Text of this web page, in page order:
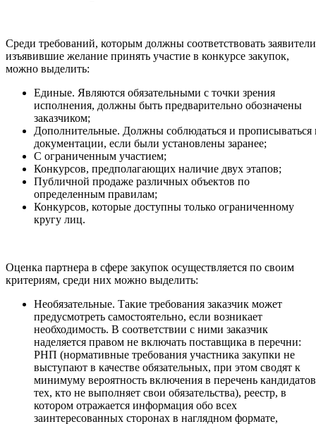
Среди требований, которым должны соответствовать
изъявившие желание принять участие в конкурсе закупок,
можно выделить:
Единые. Являются обязательными с точки зрения
исполнения, должны быть предварительно обозначены
заказчиком;
Дополнительные. Должны соблюдаться и прописываться
документации, если были установлены заранее;
С ограниченным участием;
Конкурсов, предполагающих наличие двух этапов;
Публичной продаже различных объектов по
определенным правилам;
Конкурсов, которые доступны только ограниченному
кругу лиц.
Оценка партнера в сфере закупок осуществляется по своим
критериям, среди них можно выделить:
Необязательные. Такие требования заказчик может
предусмотреть самостоятельно, если возникает
необходимость. В соответствии с ними заказчик
наделяется правом не включать поставщика в перечни:
РНП (нормативные требования участника закупки не
выступают в качестве обязательных, при этом сводят к
минимуму вероятность включения в перечень
тех, кто не выполняет свои обязательства), реестр, в
котором отражается информация обо всех
заинтересованных сторонах в наглядном формате,